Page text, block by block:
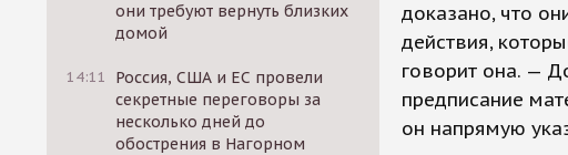
они требуют вернуть близких
домой
14:11
Россия, США и ЕС провели
секретные переговоры за
несколько дней до
обострения в Нагорном
доказано, что
действия,
говорит она. —
предписание
он напрямую